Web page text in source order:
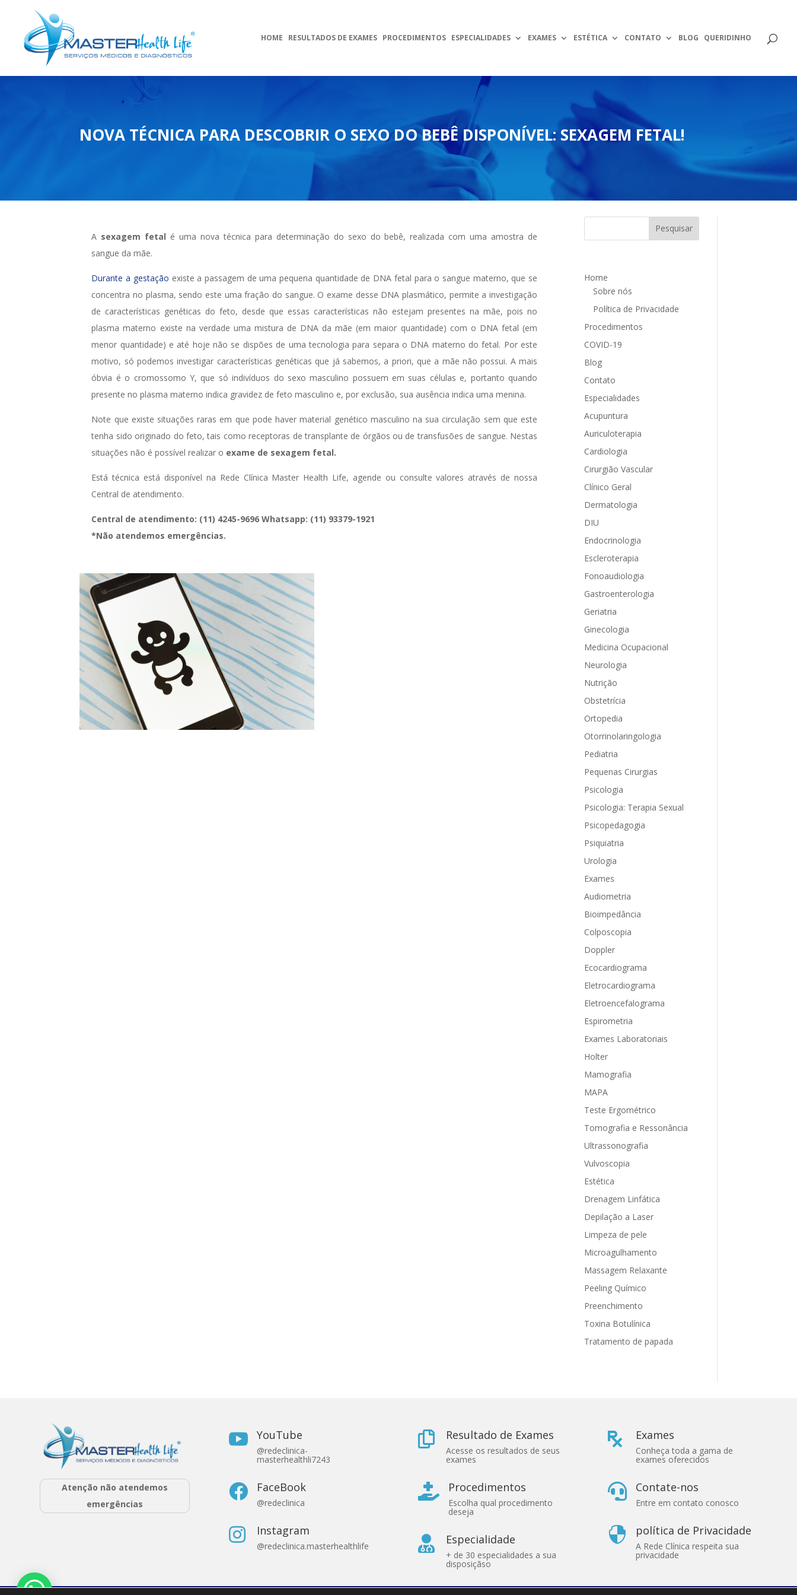
HOME RESULTADOS DE EXAMES PROCEDIMENTOS ESPECIALIDADES EXAMES ESTÉTICA CONTATO BLOG QUERIDINHO
NOVA TÉCNICA PARA DESCOBRIR O SEXO DO BEBÊ DISPONÍVEL: SEXAGEM FETAL!
A sexagem fetal é uma nova técnica para determinação do sexo do bebê, realizada com uma amostra de
sangue da mãe.
Durante a gestação existe a passagem de uma pequena quantidade de DNA fetal para o sangue materno, que se
concentra no plasma, sendo este uma fração do sangue. O exame desse DNA plasmático, permite a investigação
de características genéticas do feto, desde que essas características não estejam presentes na mãe, pois no
plasma materno existe na verdade uma mistura de DNA da mãe (em maior quantidade) com o DNA fetal (em
menor quantidade) e até hoje não se dispões de uma tecnologia para separa o DNA materno do fetal. Por este
motivo, só podemos investigar características genéticas que já sabemos, a priori, que a mãe não possui. A mais
óbvia é o cromossomo Y, que só indivíduos do sexo masculino possuem em suas células e, portanto quando
presente no plasma materno indica gravidez de feto masculino e, por exclusão, sua ausência indica uma menina.
Note que existe situações raras em que pode haver material genético masculino na sua circulação sem que este
tenha sido originado do feto, tais como receptoras de transplante de órgãos ou de transfusões de sangue. Nestas
situações não é possível realizar o exame de sexagem fetal.
Está técnica está disponível na Rede Clínica Master Health Life, agende ou consulte valores através de nossa
Central de atendimento.
Central de atendimento: (11) 4245-9696 Whatsapp: (11) 93379-1921
*Não atendemos emergências.
Home
Sobre nós
Política de Privacidade
Procedimentos
COVID-19
Blog
Contato
Especialidades
Acupuntura
Auriculoterapia
Cardiologia
Cirurgião Vascular
Clínico Geral
Dermatologia
DIU
Endocrinologia
Escleroterapia
Fonoaudiologia
Gastroenterologia
Geriatria
Ginecologia
Medicina Ocupacional
Neurologia
Nutrição
Obstetrícia
Ortopedia
Otorrinolaringologia
Pediatria
Pequenas Cirurgias
Psicologia
Psicologia: Terapia Sexual
Psicopedagogia
Psiquiatria
Urologia
Exames
Audiometria
Bioimpedância
Colposcopia
Doppler
Ecocardiograma
Eletrocardiograma
Eletroencefalograma
Espirometria
Exames Laboratoriais
Holter
Mamografia
MAPA
Teste Ergométrico
Tomografia e Ressonância
Ultrassonografia
Vulvoscopia
Estética
Drenagem Linfática
Depilação a Laser
Limpeza de pele
Microagulhamento
Massagem Relaxante
Peeling Químico
Preenchimento
Toxina Botulínica
Tratamento de papada
Atenção não atendemos
emergências
 YouTube
@redeclinica-
masterhealthli7243
 FaceBook
@redeclinica
 Instagram
@redeclinica.masterhealthlife
 Resultado de Exames
Acesse os resultados de seus
exames
 Procedimentos
Escolha qual procedimento
deseja
 Especialidade
+ de 30 especialidades a sua
disposiçãso
 Exames
Conheça toda a gama de
exames oferecidos
 Contate-nos
Entre em contato conosco
 política de Privacidade
A Rede Clínica respeita sua
privacidade